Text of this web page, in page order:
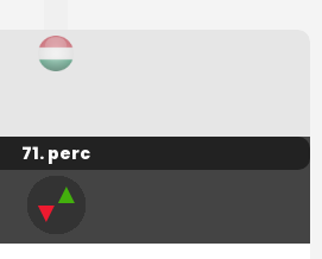
71. perc
▼▲